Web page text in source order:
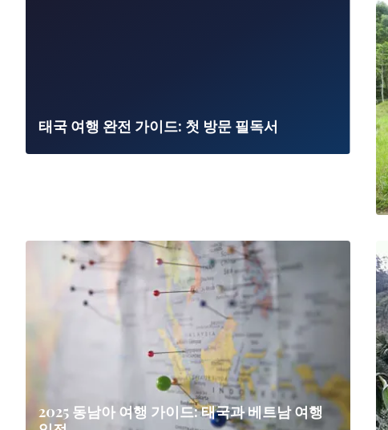
태국 여행 완전 가이드: 첫 방문 필독서
2025 동남아 여행 가이드: 태국과 베트남 여행